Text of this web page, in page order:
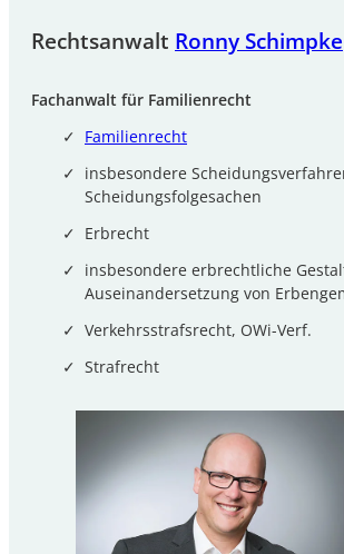
Rechtsanwalt Ronny Schimpke
Fachanwalt für Familienrecht
Familienrecht
insbesondere
Scheidungsfolgesachen
Erbrecht
insbesondere erbrechtliche
Auseinandersetzung von
Verkehrsstrafsrecht, OWi-Verf.
Strafrecht